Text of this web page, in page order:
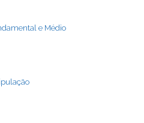
e Médio